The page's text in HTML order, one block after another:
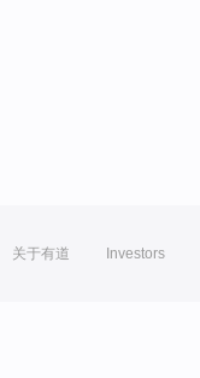
关于有道 Investors